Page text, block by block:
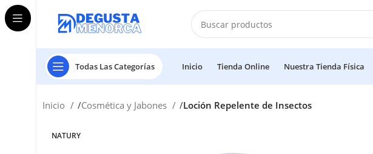
Todas Las Categorías Inicio Tienda Online Nuestra Tienda Física
Inicio Cosmética y Jabones Loción Repelente de Insectos
NATURY